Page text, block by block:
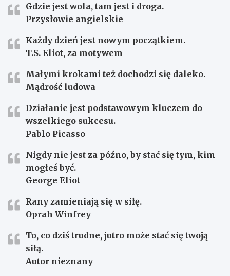
Gdzie jest wola, tam jest i droga.
Przysłowie angielskie
Każdy dzień jest nowym początkiem.
T.S. Eliot, za motywem
Małymi krokami też dochodzi się daleko.
Mądrość ludowa
Działanie jest podstawowym kluczem do
wszelkiego sukcesu.
Pablo Picasso
Nigdy nie jest za późno, by stać się tym, kim
mogłeś być.
George Eliot
Rany zamieniają się w siłę.
Oprah Winfrey
To, co dziś trudne, jutro może stać się twoją
siłą.
Autor nieznany